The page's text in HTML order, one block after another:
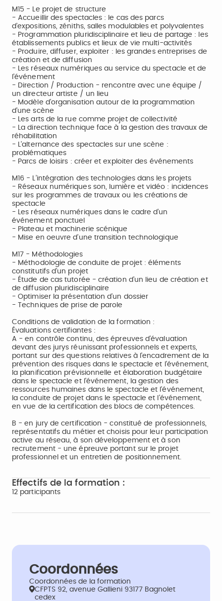
M15 - Le projet de structure
- Accueillir des spectacles : le cas des parcs
d’expositions, zéniths, salles modulables et polyvalentes
- Programmation pluridisciplinaire et lieu de partage : les
établissements publics et lieux de vie multi-activités
- Produire, diffuser, exploiter : les grandes entreprises de
création et de diffusion
- Les réseaux numériques au service du spectacle et de
l’événement
- Direction / Production - rencontre avec une équipe /
un directeur artiste / un lieu
- Modèle d'organisation autour de la programmation
d'une scène
- Les arts de la rue comme projet de collectivité
- La direction technique face à la gestion des travaux de
réhabilitation
- L’alternance des spectacles sur une scène :
problématiques
- Parcs de loisirs : créer et exploiter des événements
M16 - L’intégration des technologies dans les projets
- Réseaux numériques son, lumière et vidéo : incidences
sur les programmes de travaux ou les créations de
spectacle
- Les réseaux numériques dans le cadre d’un
événement ponctuel
- Plateau et machinerie scénique
- Mise en oeuvre d’une transition technologique
M17 - Méthodologies
- Méthodologie de conduite de projet : éléments
constitutifs d’un projet
- Étude de cas tutorée - création d’un lieu de création et
de diffusion pluridisciplinaire
- Optimiser la présentation d’un dossier
- Techniques de prise de parole
Conditions de validation de la formation :
Évaluations certifiantes :
A - en contrôle continu, des épreuves d'évaluation
devant des jurys réunissant professionnels et experts,
portant sur des questions relatives à l'encadrement de la
prévention des risques dans le spectacle et l'événement,
la planification prévisionnelle et élaboration budgétaire
dans le spectacle et l'événement, la gestion des
ressources humaines dans le spectacle et l'événement,
la conduite de projet dans le spectacle et l'événement,
en vue de la certification des blocs de compétences.
B - en jury de certification - constitué de professionnels,
représentatifs du métier et choisis pour leur participation
active au réseau, à son développement et à son
recrutement - une épreuve portant sur le projet
professionnel et un entretien de positionnement.
Effectifs de la formation :
12 participants
Coordonnées
Coordonnées de la formation
CFPTS 92, avenue Gallieni 93177 Bagnolet
cedex